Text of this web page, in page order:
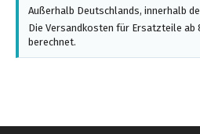
Außerhalb Deutschlands, innerhalb
Die Versandkosten für Ersatzteile ab
berechnet.